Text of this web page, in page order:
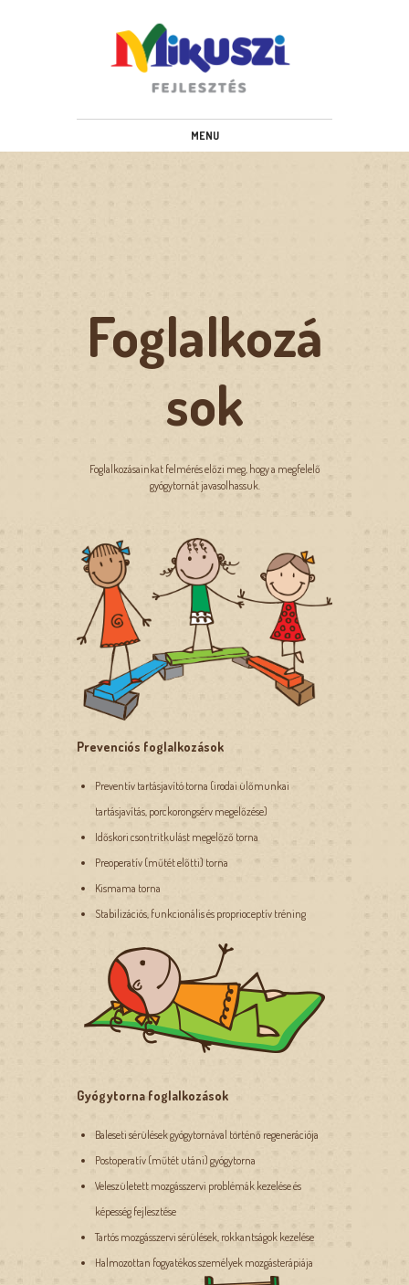
MENU
Foglalkozá
sok
Foglalkozásainkat felmérés előzi meg, hogy a megfelelő
gyógytornát javasolhassuk.
Prevenciós foglalkozások
Preventív tartásjavító torna (irodai ülőmunkai
tartásjavítás, porckorongsérv megelőzése)
Időskori csontritkulást megelőző torna
Preoperatív (műtét előtti) torna
Kismama torna
Stabilizációs, funkcionális és proprioceptív tréning
Gyógytorna foglalkozások
Baleseti sérülések gyógytornával történő regenerációja
Postoperatív (műtét utáni) gyógytorna
Veleszületett mozgásszervi problémák kezelése és
képesség fejlesztése
Tartós mozgásszervi sérülések, rokkantságok kezelése
Halmozottan fogyatékos személyek mozgásterápiája